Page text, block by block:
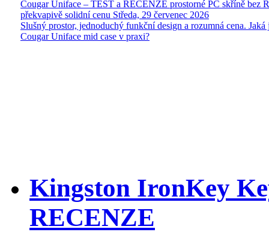
Cougar Uniface – TEST a RECENZE prostorné PC skříně bez
překvapivě solidní cenu Středa, 29 červenec 2026
Slušný prostor, jednoduchý funkční design a rozumná cena. Jaká
Cougar Uniface mid case v praxi?
Kingston IronKey
RECENZE